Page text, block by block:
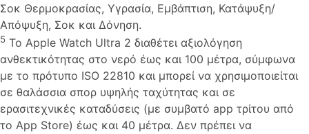
Σοκ Θερμοκρασίας, Υγρασία, Εμβάπτιση, Κατάψυξη/
Απόψυξη, Σοκ και Δόνηση.
5 Το Apple Watch Ultra 2 διαθέτει αξιολόγηση
ανθεκτικότητας στο νερό έως και 100 μέτρα, σύμφωνα
με το πρότυπο ISO 22810 και μπορεί να χρησιμοποιείται
σε θαλάσσια σπορ υψηλής ταχύτητας και σε
ερασιτεχνικές καταδύσεις (με συμβατό app τρίτου από
το App Store) έως και 40 μέτρα. Δεν πρέπει να